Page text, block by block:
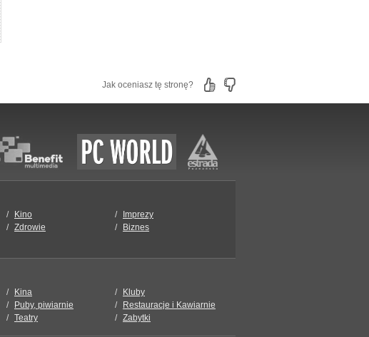
Jak oceniasz tę stronę?
Kino
Imprezy
Zdrowie
Biznes
Kina
Kluby
Puby, piwiarnie
Restauracje i Kawiarnie
Teatry Zabytki